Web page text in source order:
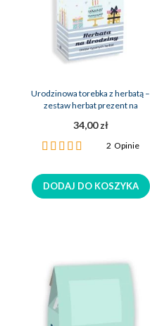
Urodzinowa torebka z herbatą –
zestaw herbat prezent na
34,00 zł
Ocena:
2Opinie
DODAJ DO KOSZYKA